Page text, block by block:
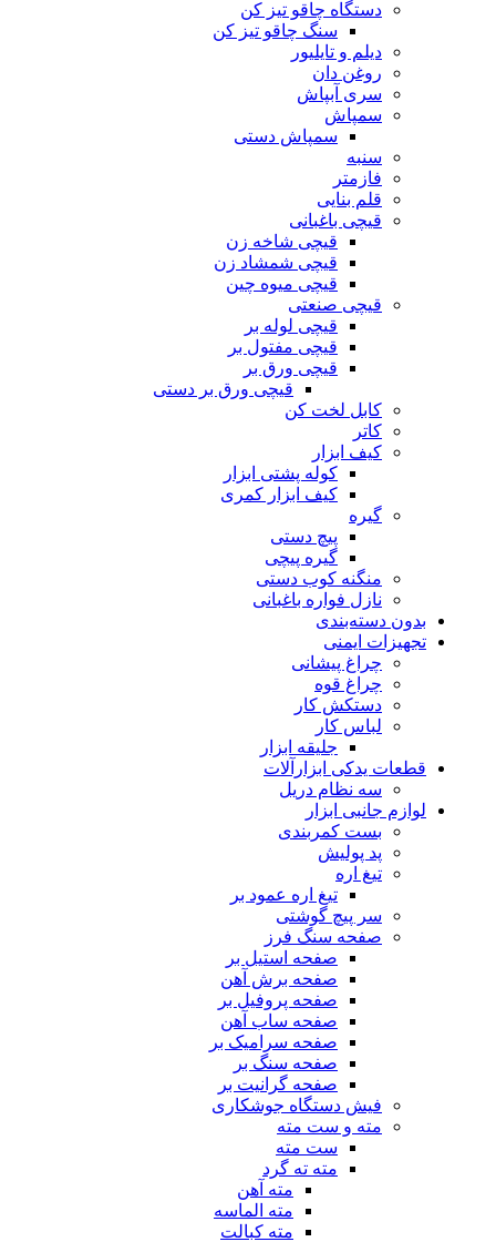
دستگاه چاقو تیز کن
سنگ چاقو تیز کن
دیلم و تایلیور
روغن دان
سری آبپاش
سمپاش
سمپاش دستی
سنبه
فازمتر
قلم بنایی
قیچی باغبانی
قیچی شاخه زن
قیچی شمشاد زن
قیچی میوه چین
قیچی صنعتی
قیچی لوله بر
قیچی مفتول بر
قیچی ورق بر
قیچی ورق بر دستی
کابل لخت کن
کاتر
کیف ابزار
کوله پشتی ابزار
کیف ابزار کمری
گیره
پیچ دستی
گیره پیچی
منگنه کوب دستی
نازل فواره باغبانی
بدون دسته‌بندی
تجهیزات ایمنی
چراغ پیشانی
چراغ قوه
دستکش کار
لباس کار
جلیقه ابزار
قطعات یدکی ابزارآلات
سه نظام دریل
لوازم جانبی ابزار
بست کمربندی
پد پولیش
تیغ اره
تیغ اره عمود بر
سر پیچ گوشتی
صفحه سنگ فرز
صفحه استیل بر
صفحه برش آهن
صفحه پروفیل بر
صفحه ساب آهن
صفحه سرامیک بر
صفحه سنگ بر
صفحه گرانیت بر
فیش دستگاه جوشکاری
مته و ست مته
ست مته
مته ته گرد
مته آهن
مته الماسه
مته کبالت